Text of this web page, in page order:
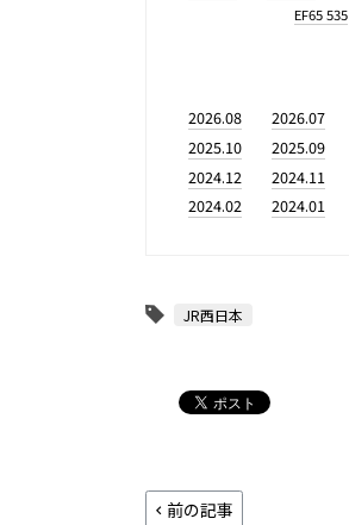
EF65 535
2026.08 2026.07
2025.10
2025.09
2024.12
2024.11
2024.02
2024.01
JR西日本
前の記事